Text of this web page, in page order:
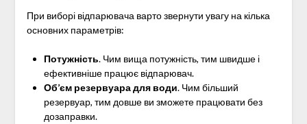
При виборі відпарювача варто звернути увагу на кілька
основних параметрів:
Потужність. Чим вища потужність, тим швидше і
ефективніше працює відпарювач.
Об’єм резервуара для води. Чим більший
резервуар, тим довше ви зможете працювати без
дозаправки.